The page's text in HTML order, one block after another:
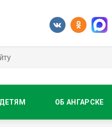
ДЕТЯМ ОБ АНГАРСКЕ